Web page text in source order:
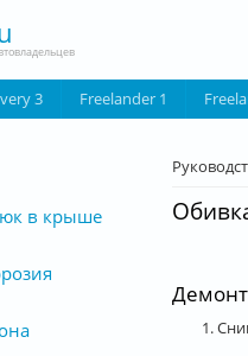
3 Freelander 1
Вы
1.
в крыше